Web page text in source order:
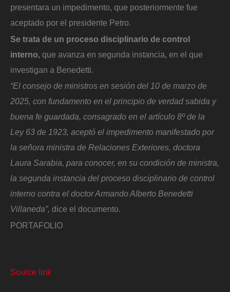
presentara un impedimento, que posteriormente fue
aceptado por el presidente Petro.
Se trata de un proceso disciplinario de control
interno, que avanza en segunda instancia, en el que
investigan a Benedetti.
“El consejo de ministros en sesión del 10 de marzo de
2025, con fundamento en el principio de verdad sabida y
buena fe guardada, consagrado en el artículo 8º de la
Ley 63 de 1923, aceptó el impedimento manifestado por
la señora ministra de Relaciones Exteriores, doctora
Laura Sarabia, para conocer, en su condición de ministra,
la segunda instancia del proceso disciplinario de control
interno contra el doctor Armando Alberto Benedetti
Villaneda”, dice el documento.
PORTAFOLIO
Source link